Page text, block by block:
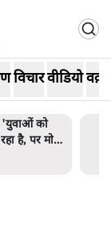
विचारवीडियो
दास्तान-
गन से 5 नहीं,